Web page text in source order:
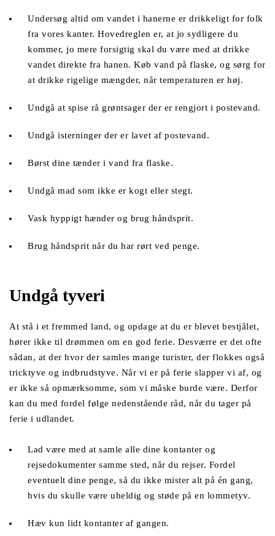
Undersøg altid om vandet i hanerne er drikkeligt for folk
fra vores kanter. Hovedreglen er, at jo sydligere du
kommer, jo mere forsigtig skal du være med at drikke
vandet direkte fra hanen. Køb vand på flaske, og sørg for
at drikke rigelige mængder, når temperaturen er høj.
Undgå at spise rå grøntsager der er rengjort i postevand.
Undgå isterninger der er lavet af postevand.
Børst dine tænder i vand fra flaske.
Undgå mad som ikke er kogt eller stegt.
Vask hyppigt hænder og brug håndsprit.
Brug håndsprit når du har rørt ved penge.
Undgå tyveri
At stå i et fremmed land, og opdage at du er blevet bestjålet,
hører ikke til drømmen om en god ferie. Desværre er det ofte
sådan, at der hvor der samles mange turister, der flokkes også
tricktyve og indbrudstyve. Når vi er på ferie slapper vi af, og
er ikke så opmærksomme, som vi måske burde være. Derfor
kan du med fordel følge nedenstående råd, når du tager på
ferie i udlandet.
Lad være med at samle alle dine kontanter og
rejsedokumenter samme sted, når du rejser. Fordel
eventuelt dine penge, så du ikke mister alt på én gang,
hvis du skulle være uheldig og støde på en lommetyv.
Hæv kun lidt kontanter af gangen.